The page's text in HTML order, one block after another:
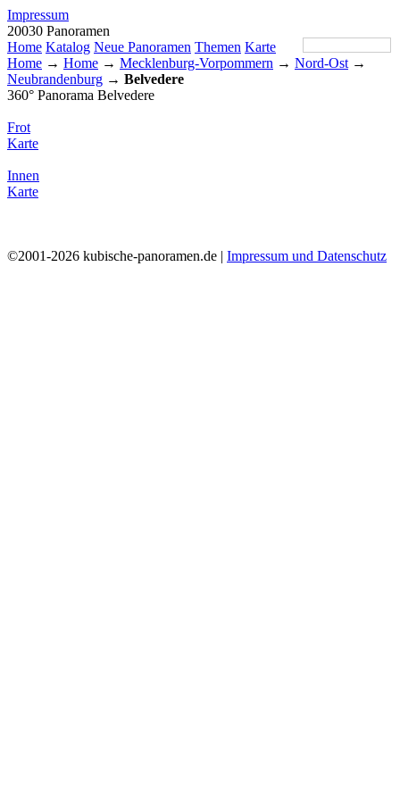
Impressum
20030 Panoramen
Home Katalog Neue Panoramen Themen Karte
Home → Home → Mecklenburg-Vorpommern → Nord-Ost →
Neubrandenburg → Belvedere
360° Panorama Belvedere
Frot
Karte
Innen
Karte
©2001-2026 kubische-panoramen.de | Impressum und Datenschutz